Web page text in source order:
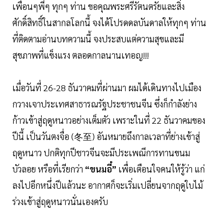
เพื่อนๆพี่ๆ ทุกๆ ท่าน ขอคุณพระศรีรัตนตรัยและสิ่ง
ศักดิ์สิทธิ์ในสากลโลกนี้ จงได้โปรดดลบันดาลให้ทุกๆ ท่าน
ที่ติดตามอ่านบทความนี้ จงประสบแต่ความสุขและมี
สุขภาพที่แข็งแรง ตลอดกาลนานเทอญ!!!
เมื่อวันที่ 26-28 ธันวาคมที่ผ่านมา ผมได้เดินทางไปเมือง
กวางเจาประเทศสาธารณรัฐประชาชนจีน ซึ่งก็กำลังย่าง
ก้าวเข้าสู่ฤดูหนาวอย่างเต็มตัว เพราะในที่ 22 ธันวาคมของ
ปีนี้ เป็นวันตงจื่อ (冬至) อันหมายถึงกาลเวลาที่ย่างเข้าสู่
ฤดูหนาว ปกติทุกปีชาวจีนจะมีประเพณีการทานขนม
บัวลอย หรือที่เรียกว่า “ขนมอี๋” เพื่อเตือนใจคนให้รู้ว่า แก่
ลงไปอีกหนึ่งปีแล้วนะ อากาศก็จะเริ่มเปลี่ยนจากฤดูใบไม้
ร่วงเข้าสู่ฤดูหนาวนั่นเองครับ